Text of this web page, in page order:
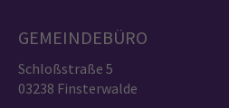
GEMEINDEBÜRO
Schloßstraße 5
03238 Finsterwalde